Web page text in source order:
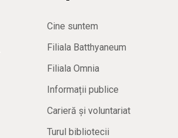
Cine suntem
Filiala Batthyaneum
Filiala Omnia
Informații publice
Carieră și voluntariat
Turul bibliotecii